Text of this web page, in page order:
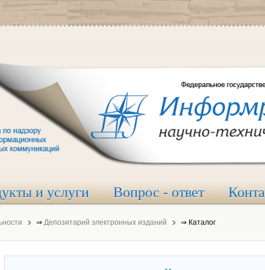
и услуги Вопрос - ответ
⇒ Депозитарий электронных изданий ⇒ Каталог